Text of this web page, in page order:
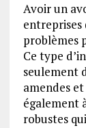
Avoir un
entreprises
problèmes
Ce type
seulement
amendes
également
robustes